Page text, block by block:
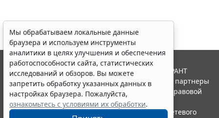
Мы обрабатываем локальные данные
браузера и используем инструменты
аналитики в целях улучшения и обеспечения
работоспособности сайта, статистических
исследований и обзоров. Вы можете
запретить обработку указанных данных в
настройках браузера. Пожалуйста,
ознакомьтесь с условиями их обработки.
© ООО "НПП "ГАРАНТ-СЕРВИС", 2026. Система ГАРАНТ
выпускается с 1990 года. Компания "Гарант" и ее партнеры
являются участниками Российской ассоциации правовой
информации ГАРАНТ.
Портал ГАРАНТ.РУ зарегистрирован в качестве сетевого